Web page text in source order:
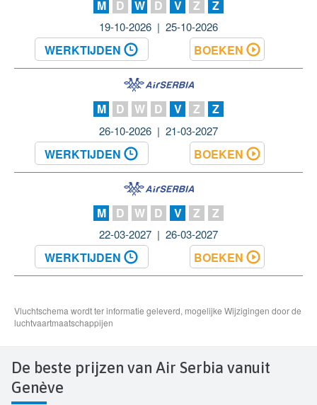
De beste prijzen van Air Serbia vanuit
Genève